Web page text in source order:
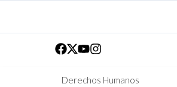
Derechos Humanos